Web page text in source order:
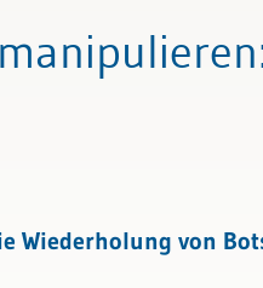
Marketinginstrumente
Wiederholung von